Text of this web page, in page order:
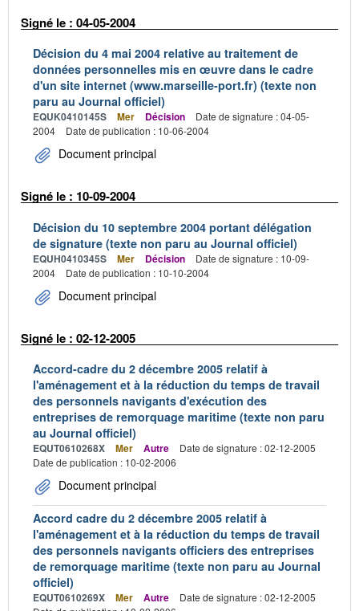
Signé le : 04-05-2004
Décision du 4 mai 2004 relative au traitement de
données personnelles mis en œuvre dans le cadre
d'un site internet (www.marseille-port.fr) (texte non
paru au Journal officiel)
EQUK0410145S Mer Décision
Date de signature : 04-05-
2004
Date de publication : 10-06-2004
Document principal
Signé le : 10-09-2004
Décision du 10 septembre 2004 portant délégation
de signature (texte non paru au Journal officiel)
EQUH0410345S Mer Décision
Date de signature : 10-09-
2004
Date de publication : 10-10-2004
Document principal
Signé le : 02-12-2005
Accord-cadre du 2 décembre 2005 relatif à
l'aménagement et à la réduction du temps de travail
des personnels navigants d'exécution des
entreprises de remorquage maritime (texte non paru
au Journal officiel)
EQUT0610268X Mer Autre
Date de signature : 02-12-2005
Date de publication : 10-02-2006
Document principal
Accord cadre du 2 décembre 2005 relatif à
l'aménagement et à la réduction du temps de travail
des personnels navigants officiers des entreprises
de remorquage maritime (texte non paru au Journal
officiel)
EQUT0610269X Mer Autre
Date de signature : 02-12-2005